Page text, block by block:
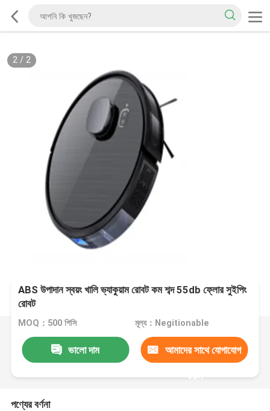
2/ 2
ABS উপাদান স্বয়ং খালি ভ্যাকুয়াম রোবট কম শব্দ 55db ফ্লোর সুইপিং
রোবট
MOQ：500 পিসি মূল্য：Negitionable
ভালো দাম আমাদের সাথে যোগাযোগ
করুন
পণ্যের বর্ণনা